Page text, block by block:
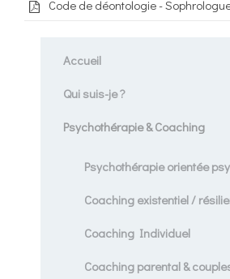
Code de déontologie -
Accueil
Qui suis-je ?
Psychothérapie & Coaching
Psychothérapie orientée
Coaching existentiel /
Coaching Individuel
Coaching parental &